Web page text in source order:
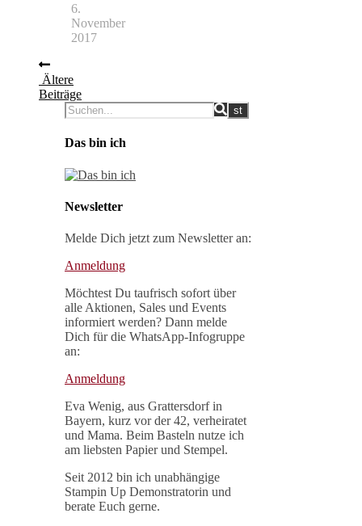
6.
November
2017
Ältere
Beiträge
Das bin ich
Newsletter
Melde Dich jetzt zum Newsletter an:
Anmeldung
Möchtest Du taufrisch sofort über
alle Aktionen, Sales und Events
informiert werden? Dann melde
Dich für die WhatsApp-Infogruppe
an:
Anmeldung
Eva Wenig, aus Grattersdorf in
Bayern, kurz vor der 42, verheiratet
und Mama. Beim Basteln nutze ich
am liebsten Papier und Stempel.
Seit 2012 bin ich unabhängige
Stampin Up Demonstratorin und
berate Euch gerne.